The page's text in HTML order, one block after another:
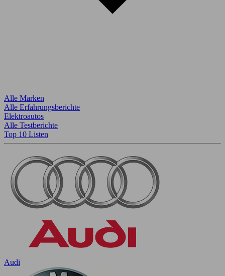
Alle Marken
Alle Erfahrungsberichte
Elektroautos
Alle Testberichte
Top 10 Listen
Audi